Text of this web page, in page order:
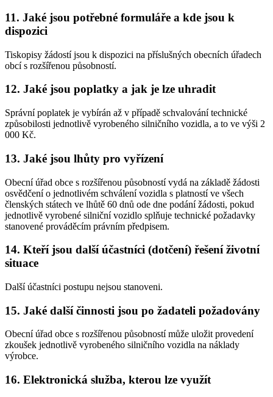
11. Jaké jsou potřebné formuláře a kde jsou k
dispozici
Tiskopisy žádostí jsou k dispozici na příslušných obecních úřadech
obcí s rozšířenou působností.
12. Jaké jsou poplatky a jak je lze uhradit
Správní poplatek je vybírán až v případě schvalování technické
způsobilosti jednotlivě vyrobeného silničního vozidla, a to ve výši 2
000 Kč.
13. Jaké jsou lhůty pro vyřízení
Obecní úřad obce s rozšířenou působností vydá na základě žádosti
osvědčení o jednotlivém schválení vozidla s platností ve všech
členských státech ve lhůtě 60 dnů ode dne podání žádosti, pokud
jednotlivě vyrobené silniční vozidlo splňuje technické požadavky
stanovené prováděcím právním předpisem.
14. Kteří jsou další účastníci (dotčení) řešení životní
situace
Další účastníci postupu nejsou stanoveni.
15. Jaké další činnosti jsou po žadateli požadovány
Obecní úřad obce s rozšířenou působností může uložit provedení
zkoušek jednotlivě vyrobeného silničního vozidla na náklady
výrobce.
16. Elektronická služba, kterou lze využít